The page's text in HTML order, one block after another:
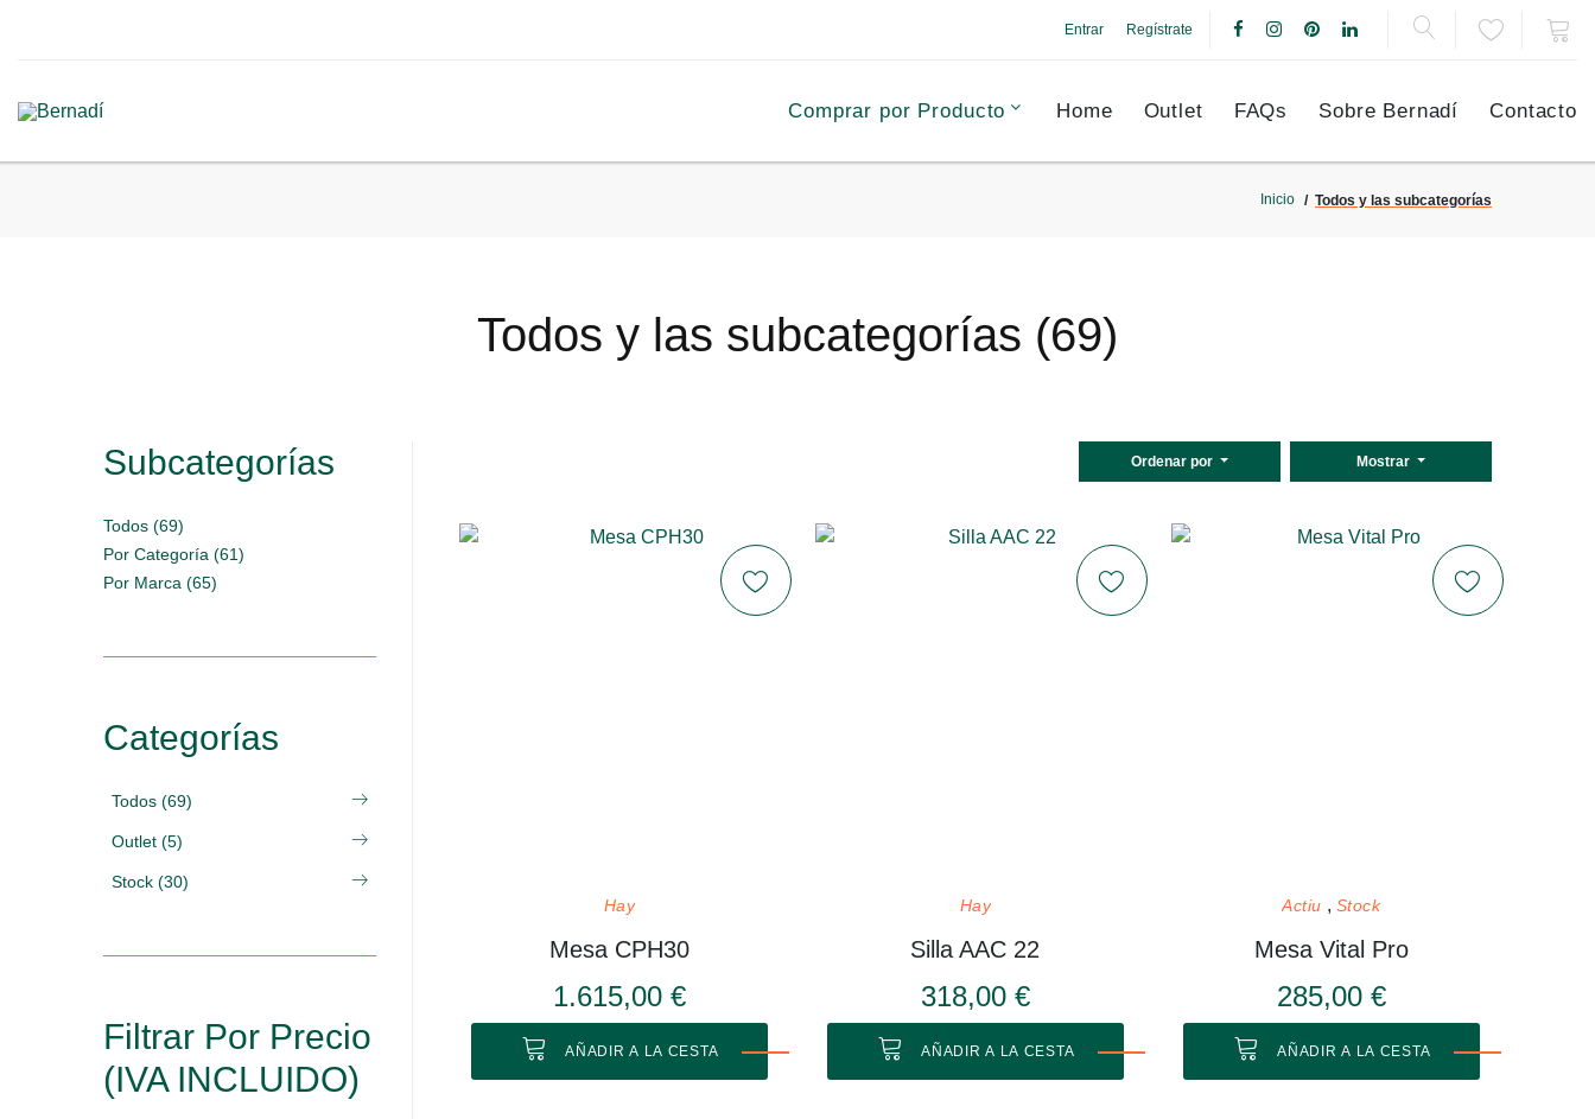
Entrar Regístrate
Comprar por Producto Home Outlet FAQs Sobre Bernadí Contacto
Inicio Todos y las subcategorías
Todos y las subcategorías (69)
Ordenar por Mostrar
Hay
Mesa CPH30
1.615,00 €
AÑADIR A LA CESTA
Hay
Silla AAC 22
318,00 €
AÑADIR A LA CESTA
Actiu Stock
Mesa Vital Pro
285,00 €
AÑADIR A LA CESTA
Subcategorías
Todos (69)
Por Categoría (61)
Por Marca (65)
Categorías
Todos (69)
Outlet (5)
Stock (30)
Filtrar Por Precio
(IVA INCLUIDO)